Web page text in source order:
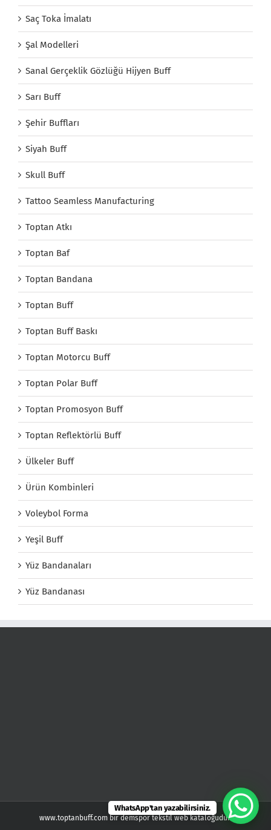
Saç Toka İmalatı
Şal Modelleri
Sanal Gerçeklik Gözlüğü Hijyen Buff
Sarı Buff
Şehir Buffları
Siyah Buff
Skull Buff
Tattoo Seamless Manufacturing
Toptan Atkı
Toptan Baf
Toptan Bandana
Toptan Buff
Toptan Buff Baskı
Toptan Motorcu Buff
Toptan Polar Buff
Toptan Promosyon Buff
Toptan Reflektörlü Buff
Ülkeler Buff
Ürün Kombinleri
Voleybol Forma
Yeşil Buff
Yüz Bandanaları
Yüz Bandanası
www.toptanbuff.com bir demspor tekstil web kataloğudur.
WhatsApp'tan yazabilirsiniz.